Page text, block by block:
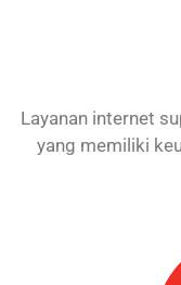
Layanan internet
yang memiliki